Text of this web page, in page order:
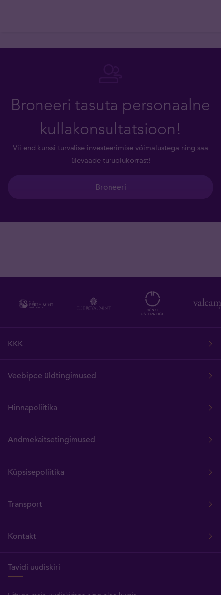
Broneeri tasuta personaalne
kullakonsultatsioon!
Vii end kurssi turvalise investeerimise võimalustega ning saa
ülevaade turuolukorrast!
Broneeri
KKK
Veebipoe üldtingimused
Hinnapoliitika
Andmekaitsetingimused
Küpsisepoliitika
Transport
Kontakt
Tavidi uudiskiri